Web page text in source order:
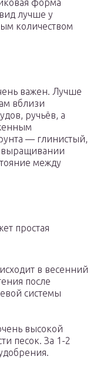
форма
лучше у
количеством
важен. Лучше
вблизи
ручьёв, а
— глинистый,
выращивании
между
простая
в весенний
после
системы
высокой
песок. За 1-2